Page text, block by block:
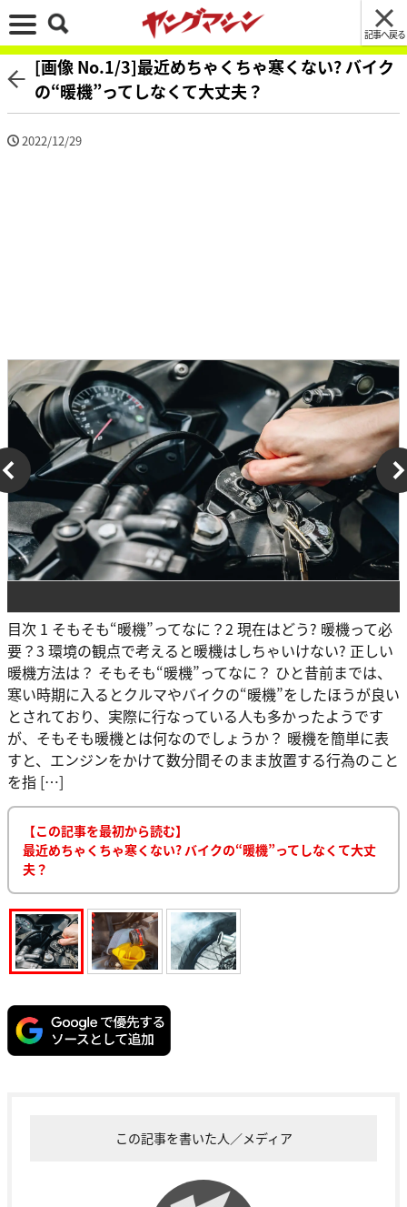
記事へ戻る
[画像 No.1/3]最近めちゃくちゃ寒くない? バイク
の“暖機”ってしなくて大丈夫？
2022/12/29
目次 1 そもそも“暖機”ってなに？2 現在はどう? 暖機って必
要？3 環境の観点で考えると暖機はしちゃいけない? 正しい
暖機方法は？ そもそも“暖機”ってなに？ ひと昔前までは、
寒い時期に入るとクルマやバイクの“暖機”をしたほうが良い
とされており、実際に行なっている人も多かったようです
が、そもそも暖機とは何なのでしょうか？ 暖機を簡単に表
すと、エンジンをかけて数分間そのまま放置する行為のこと
を指 […]
【この記事を最初から読む】
最近めちゃくちゃ寒くない? バイクの“暖機”ってしなくて大丈
夫？
この記事を書いた人／メディア